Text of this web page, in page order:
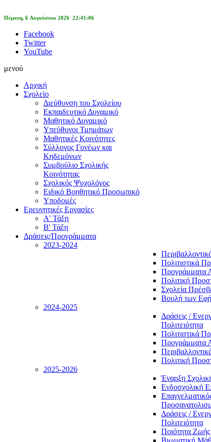
Πέμπτη, 6 Αυγούστου 2026 22:41:06
Facebook
Twitter
YouTube
μενού
Αρχική
Σχολείο
Διεύθυνση του Σχολείου
Εκπαιδευτικό Δυναμικό
Μαθητικό Δυναμικό
Υπεύθυνοι Τμημάτων
Μαθητικές Κοινότητες
Σύλλογος Γονέων και
Κηδεμόνων
Συμβούλιο Σχολικής
Κοινότητας
Σχολικός Ψυχολόγος
Ειδικό Βοηθητικό Προσωπικό
Υποδομές
Ερευνητικές Εργασίες
Α' Τάξη
Β' Τάξη
Δράσεις/Προγράμματα
2023-2024
Πολιτιστικά
Προγράμματα
Πολιτική
Σχολεία
Βουλή των
2024-2025
Δράσεις /
Πολιτειότητα
Πολιτιστικά
Προγράμματα
Πολιτική
2025-2026
Έναρξη
Ενδοσχολική
Δράσεις /
Πολιτειότητα
Ποιότητα Ζωής
Βιωματική